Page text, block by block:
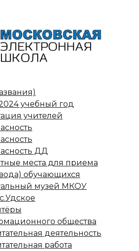
учебный год
учителей
ДД
места для приема
обучающихся
музей МКОУ
общества
деятельность
работа